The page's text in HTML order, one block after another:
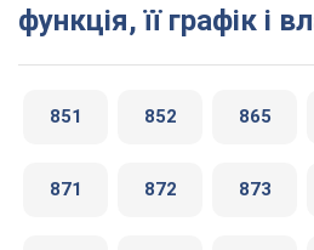
функція, її графік і
851 852 865
871 872 873